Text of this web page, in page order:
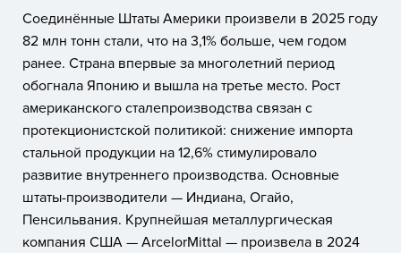
Соединённые Штаты Америки произвели в 2025 году
82 млн тонн стали, что на 3,1% больше, чем годом
ранее. Страна впервые за многолетний период
обогнала Японию и вышла на третье место. Рост
американского сталепроизводства связан с
протекционистской политикой: снижение импорта
стальной продукции на 12,6% стимулировало
развитие внутреннего производства. Основные
штаты-производители — Индиана, Огайо,
Пенсильвания. Крупнейшая металлургическая
компания США — ArcelorMittal — произвела в 2024